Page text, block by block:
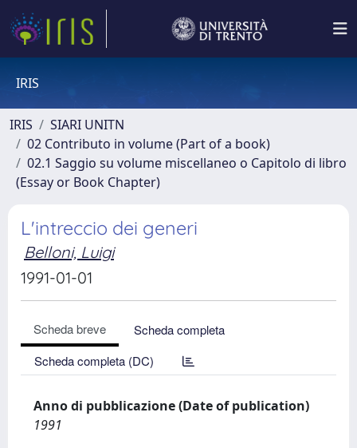
IRIS
IRIS
SIARI UNITN
02 Contributo in volume (Part of a book)
02.1 Saggio su volume miscellaneo o Capitolo di libro
(Essay or Book Chapter)
L'intreccio dei generi
Belloni, Luigi
1991-01-01
Scheda breve
Scheda completa
Scheda completa (DC)
Anno di pubblicazione (Date of publication)
1991